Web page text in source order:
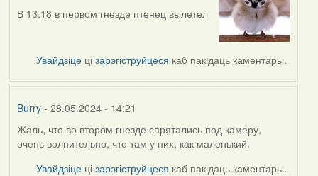
В 13.18 в первом гнезде птенец вылетел
Увайдзіце цізарэгіструйцеся каб пакідаць каментары.
Burry- 28.05.2024 - 14:21
Жаль, что во втором гнезде спрятались под камеру,
очень волнительно, что там у них, как маленький.
Увайдзіце цізарэгіструйцеся каб пакідаць каментары.